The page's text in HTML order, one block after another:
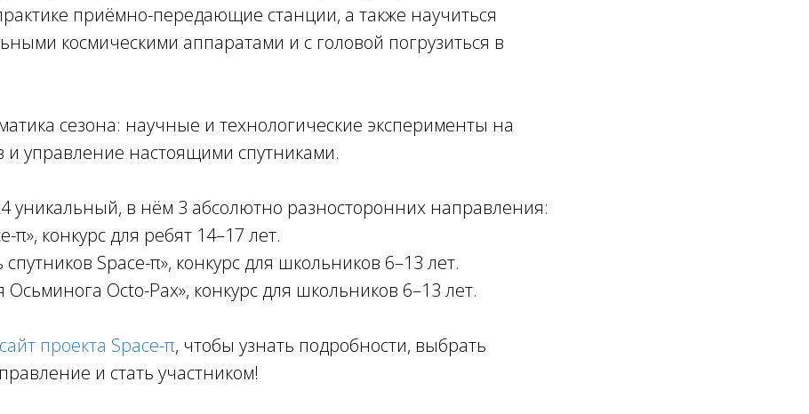
приёмно-передающие станции, а также научиться
космическими аппаратами и с головой погрузиться в
сезона: научные и технологические эксперименты на
и управление настоящими спутниками.
уникальный, в нём 3 абсолютно разносторонних направления:
π», конкурс для ребят 14–17 лет.
Space-π», конкурс для школьников 6–13 лет.
Осьминога Octo-Pax», конкурс для школьников 6–13 лет.
сайт проекта Space-π, чтобы узнать подробности, выбрать
и стать участником!